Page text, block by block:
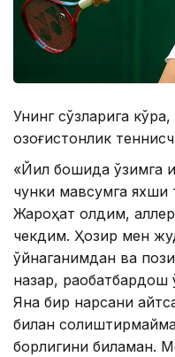
Унинг сўзларига
қозоғистонлик
«Йил бошида ўзимга
чунки мавсумга яхши
Жароҳат олдим,
чекдим. Ҳозир мен
ўйнаганимдан ва
назар, рақобатбардош
Яна бир нарсани
билан
борлигини биламан.